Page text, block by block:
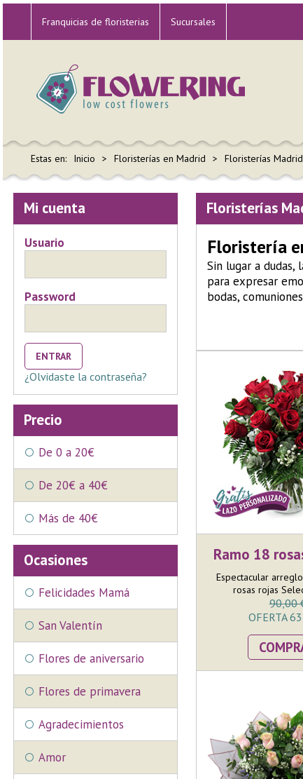
Franquicias de floristerias Sucursales
Estas en: Inicio Floristerías en Madrid Floristerías
Floristerías
Floristería
Sin lugar a
para expresar
bodas,
Ramo 18
Espectacular
rosas rojas
90,00
OFERTA
Mi cuenta
Usuario
Password
ENTRAR
¿Olvidaste la contraseña?
Precio
De 0 a 20€
De 20€ a 40€
Más de 40€
Ocasiones
Felicidades Mamá
San Valentín
Flores de aniversario
Flores de primavera
Agradecimientos
Amor